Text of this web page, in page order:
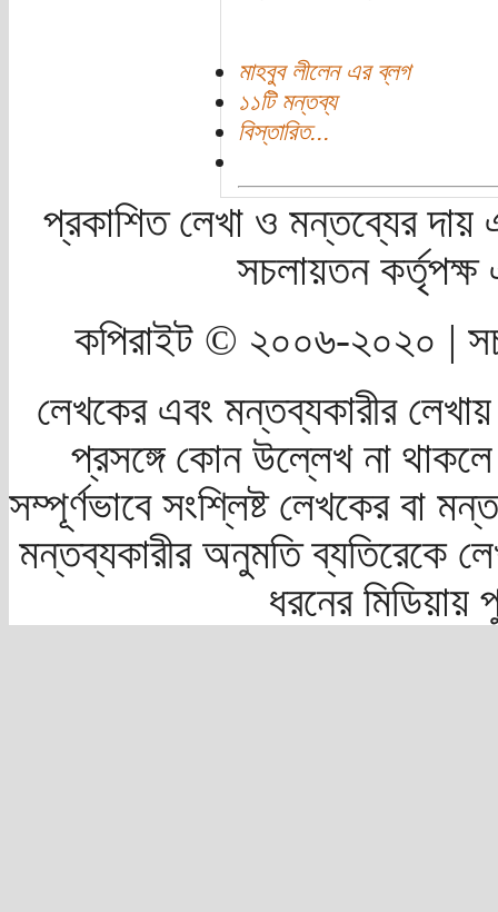
মাহবুব লীলেন এর ব্লগ
১১টি মন্তব্য
বিস্তারিত...
প্রকাশিত লেখা ও মন্তব্যের দায়
সচলায়তন
কপিরাইট © ২০০৬-২০২০ |
লেখকের এবং মন্তব্যকারীর
প্রসঙ্গে কোন উল্লেখ না
সম্পূর্ণভাবে সংশ্লিষ্ট লেখকের বা
মন্তব্যকারীর অনুমতি ব্যতিরেকে
ধরনের মিডিয়ায়